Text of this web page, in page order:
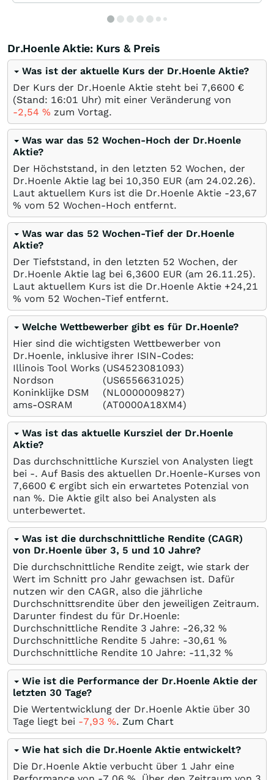
Dr.Hoenle Aktie: Kurs & Preis
Was ist der aktuelle Kurs der Dr.Hoenle Aktie?
Der Kurs der Dr.Hoenle Aktie steht bei 7,6600 €
(Stand: 16:01 Uhr) mit einer Veränderung von
-2,54 % zum Vortag.
Was war das 52 Wochen-Hoch der Dr.Hoenle
Aktie?
Der Höchststand, in den letzten 52 Wochen, der
Dr.Hoenle Aktie lag bei 10,350 EUR (am 24.02.26).
Laut aktuellem Kurs ist die Dr.Hoenle Aktie -23,67
% vom 52 Wochen-Hoch entfernt.
Was war das 52 Wochen-Tief der Dr.Hoenle
Aktie?
Der Tiefststand, in den letzten 52 Wochen, der
Dr.Hoenle Aktie lag bei 6,3600 EUR (am 26.11.25).
Laut aktuellem Kurs ist die Dr.Hoenle Aktie +24,21
% vom 52 Wochen-Tief entfernt.
Welche Wettbewerber gibt es für Dr.Hoenle?
Hier sind die wichtigsten Wettbewerber von
Dr.Hoenle, inklusive ihrer ISIN-Codes:
Illinois Tool Works (US4523081093)
Nordson
(US6556631025)
Koninklijke DSM
(NL0000009827)
ams-OSRAM
(AT0000A18XM4)
Was ist das aktuelle Kursziel der Dr.Hoenle
Aktie?
Das durchschnittliche Kursziel von Analysten liegt
bei -. Auf Basis des aktuellen Dr.Hoenle-Kurses von
7,6600 € ergibt sich ein erwartetes Potenzial von
nan %. Die Aktie gilt also bei Analysten als
unterbewertet.
Was ist die durchschnittliche Rendite (CAGR)
von Dr.Hoenle über 3, 5 und 10 Jahre?
Die durchschnittliche Rendite zeigt, wie stark der
Wert im Schnitt pro Jahr gewachsen ist. Dafür
nutzen wir den CAGR, also die jährliche
Durchschnittsrendite über den jeweiligen Zeitraum.
Darunter findest du für Dr.Hoenle:
Durchschnittliche Rendite 3 Jahre: -26,32 %
Durchschnittliche Rendite 5 Jahre: -30,61 %
Durchschnittliche Rendite 10 Jahre: -11,32 %
Wie ist die Performance der Dr.Hoenle Aktie der
letzten 30 Tage?
Die Wertentwicklung der Dr.Hoenle Aktie über 30
Tage liegt bei -7,93 %. Zum Chart
Wie hat sich die Dr.Hoenle Aktie entwickelt?
Die Dr.Hoenle Aktie verbucht über 1 Jahr eine